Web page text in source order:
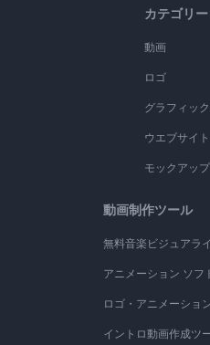
カテゴリー
動画
ロゴ
グラフィッ
ウエブサイト
モックアップ
動画制作ツール
無料音楽ビジュアラ
アニメーション ソフ
ロゴ・アニメーショ
イントロ動画作成ツ